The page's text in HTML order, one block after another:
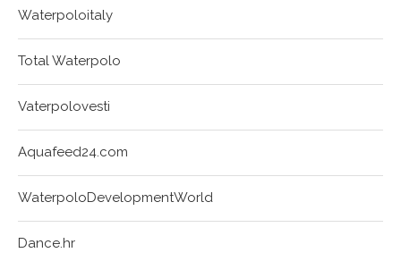
Waterpoloitaly
Total Waterpolo
Vaterpolovesti
Aquafeed24.com
WaterpoloDevelopmentWorld
Dance.hr